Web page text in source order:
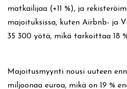
matkailijaa (+11 %), ja
majoituksissa, kuten Airbnb- ja
35 300 yötä, mikä tarkoittaa 18
Majoitusmyynti nousi uuteen
miljoonaa euroa, mikä on 19 %